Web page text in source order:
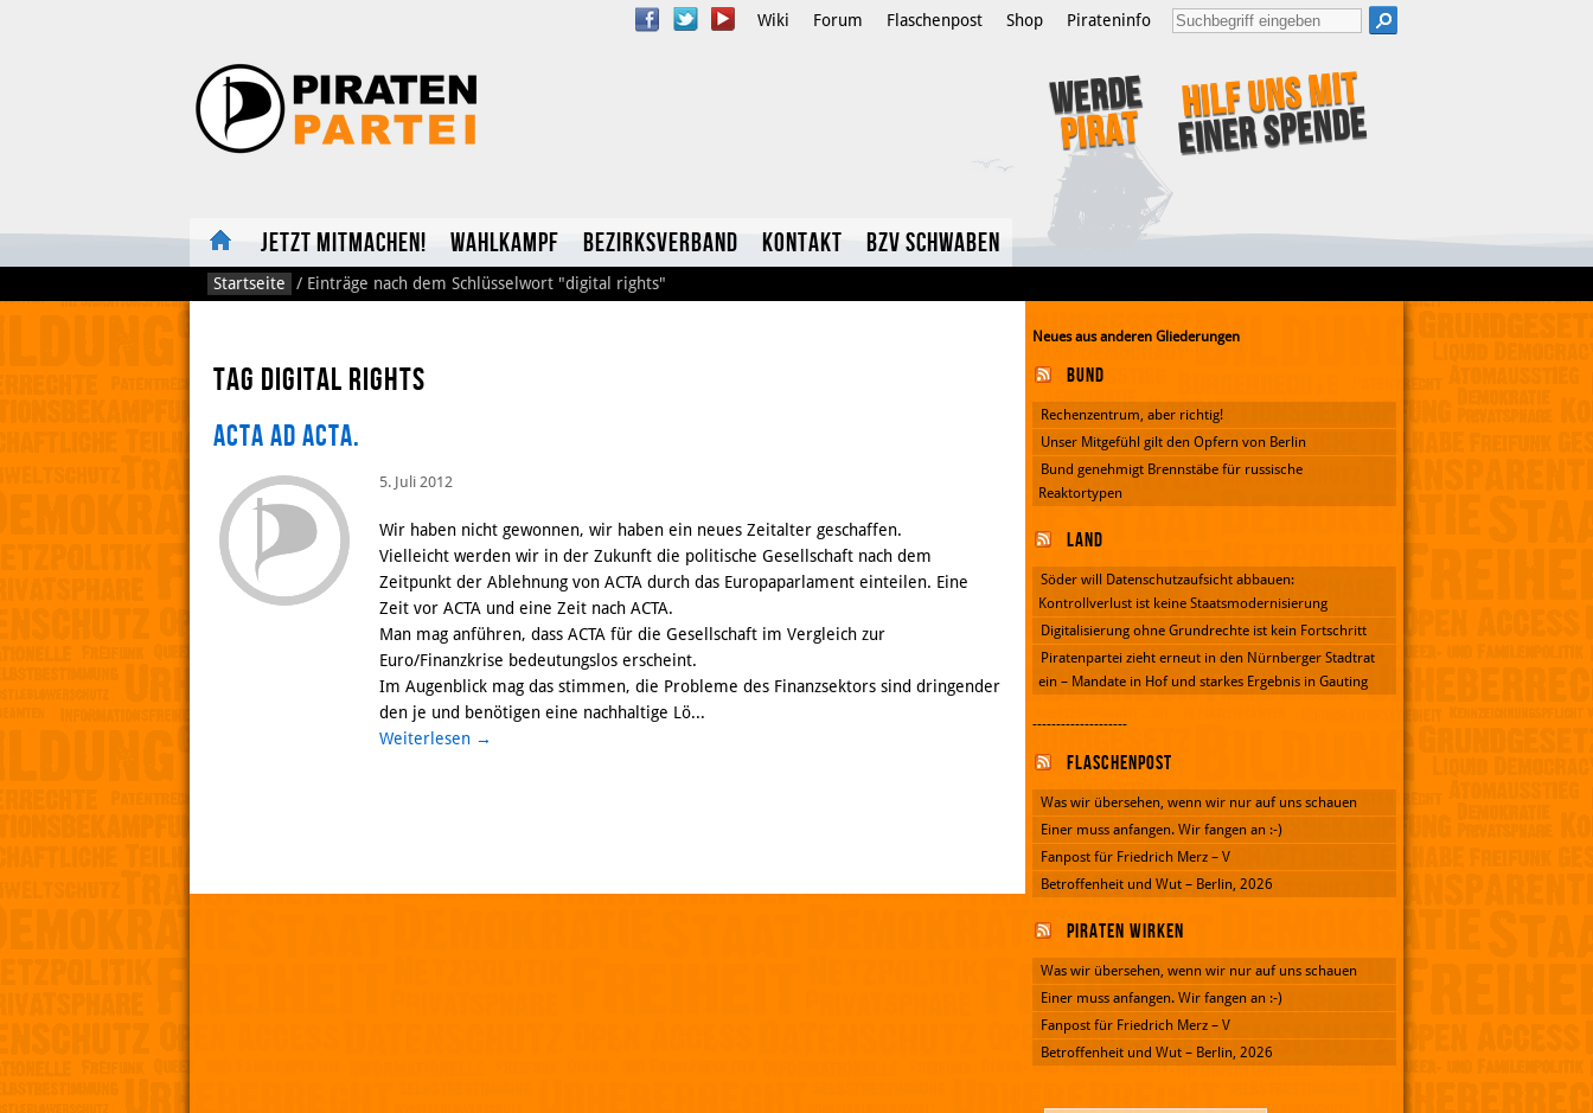
Wiki Forum Flaschenpost Shop Pirateninfo
Werde
Pirat
Hilf uns mit
einer Spende
Jetzt mitmachen! Wahlkampf Bezirksverband Kontakt BzV Schwaben
Startseite / Einträge nach dem Schlüsselwort "digital rights"
Tag digital rights
ACTA ad acta.
5. Juli 2012
Wir haben nicht gewonnen, wir haben ein neues Zeitalter geschaffen.
Vielleicht werden wir in der Zukunft die politische Gesellschaft nach dem
Zeitpunkt der Ablehnung von ACTA durch das Europaparlament einteilen. Eine
Zeit vor ACTA und eine Zeit nach ACTA.
Man mag anführen, dass ACTA für die Gesellschaft im Vergleich zur
Euro/Finanzkrise bedeutungslos erscheint.
Im Augenblick mag das stimmen, die Probleme des Finanzsektors sind dringender
den je und benötigen eine nachhaltige Lö...
Weiterlesen →
Neues aus anderen Gliederungen
Bund
Rechenzentrum, aber richtig!
Unser Mitgefühl gilt den Opfern von Berlin
Bund genehmigt Brennstäbe für russische
Reaktortypen
Land
Söder will Datenschutzaufsicht abbauen:
Kontrollverlust ist keine Staatsmodernisierung
Digitalisierung ohne Grundrechte ist kein Fortschritt
Piratenpartei zieht erneut in den Nürnberger Stadtrat
ein – Mandate in Hof und starkes Ergebnis in Gauting
--------------------
Flaschenpost
Was wir übersehen, wenn wir nur auf uns schauen
Einer muss anfangen. Wir fangen an :-)
Fanpost für Friedrich Merz – V
Betroffenheit und Wut – Berlin, 2026
Piraten wirken
Was wir übersehen, wenn wir nur auf uns schauen
Einer muss anfangen. Wir fangen an :-)
Fanpost für Friedrich Merz – V
Betroffenheit und Wut – Berlin, 2026